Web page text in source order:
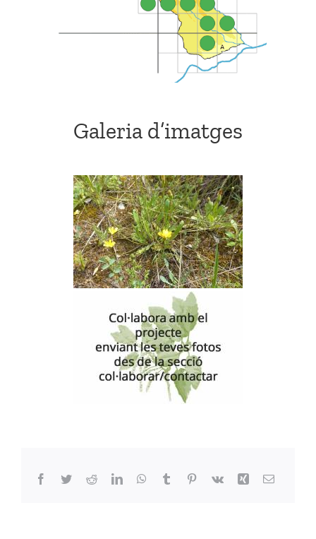
Galeria d’imatges
Facebook
TwitterRedditLinkedInWhatsApp
Tumblr Pinterest
Vk Xing Email: